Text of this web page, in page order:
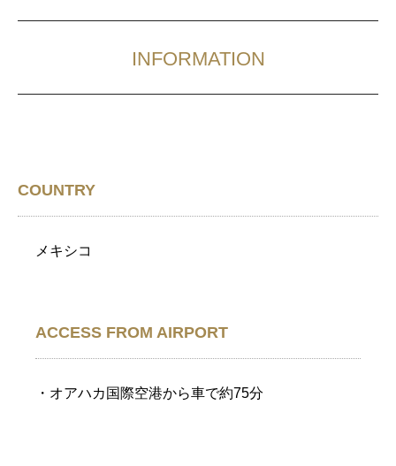
INFORMATION
COUNTRY
メキシコ
ACCESS FROM AIRPORT
・オアハカ国際空港から車で約75分